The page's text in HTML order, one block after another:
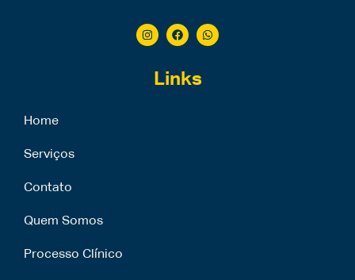
Links
Home
Serviços
Contato
Quem Somos
Processo Clínico